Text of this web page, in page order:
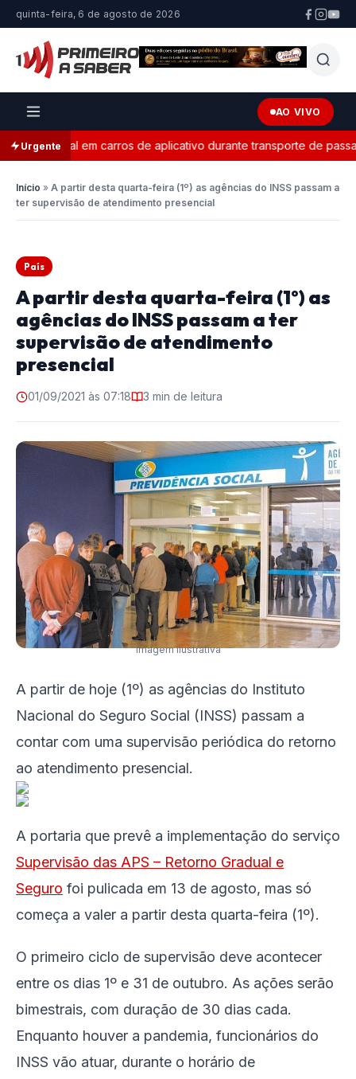
quinta-feira, 6 de agosto de 2026
AO VIVO
Urgente
eleitoral em carros de aplicativo durante transporte de
Início » A partir desta quarta-feira (1º) as agências do INSS passam a
ter supervisão de atendimento presencial
País
A partir desta quarta-feira (1º) as
agências do INSS passam a ter
supervisão de atendimento
presencial
01/09/2021 às 07:18 3 min de leitura
Imagem ilustrativa
A partir de hoje (1º) as agências do Instituto
Nacional do Seguro Social (INSS) passam a
contar com uma supervisão periódica do retorno
ao atendimento presencial.
A portaria que prevê a implementação do serviço
Supervisão das APS – Retorno Gradual e
Seguro foi pulicada em 13 de agosto, mas só
começa a valer a partir desta quarta-feira (1º).
O primeiro ciclo de supervisão deve acontecer
entre os dias 1º e 31 de outubro. As ações serão
bimestrais, com duração de 30 dias cada.
Enquanto houver a pandemia, funcionários do
INSS vão atuar, durante o horário de